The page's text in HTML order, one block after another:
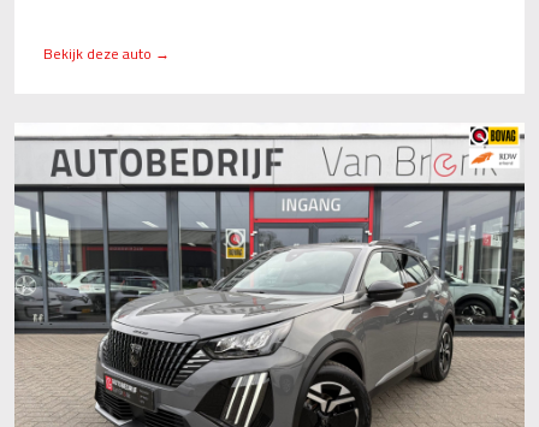
Bekijk deze auto →